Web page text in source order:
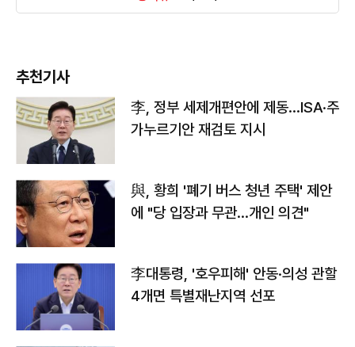
추천기사
李, 정부 세제개편안에 제동…ISA·주
가누르기안 재검토 지시
與, 황희 '폐기 버스 청년 주택' 제안
에 "당 입장과 무관…개인 의견"
李대통령, '호우피해' 안동·의성 관할
4개면 특별재난지역 선포